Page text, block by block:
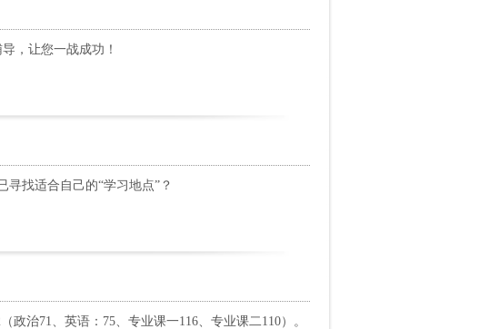
，让您一战成功！
找适合自己的“学习地点”？
治71、英语：75、专业课一116、专业课二110）。